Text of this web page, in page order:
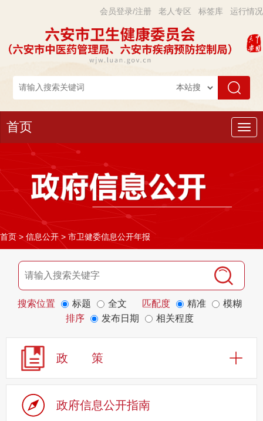
会员登录/注册 老人专区 标签库 运行情况
导
首页
首页> 信息公开 > 市卫健委信息公开年报
搜索位置 标题 全文 匹配度 精准
模糊
排序
发布日期 相关程度
政 策
政府信息公开指南